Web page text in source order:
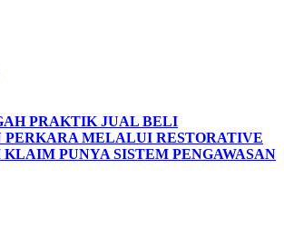
PRAKTIK JUAL BELI
PERKARA MELALUI RESTORATIVE
KLAIM PUNYA SISTEM PENGAWASAN